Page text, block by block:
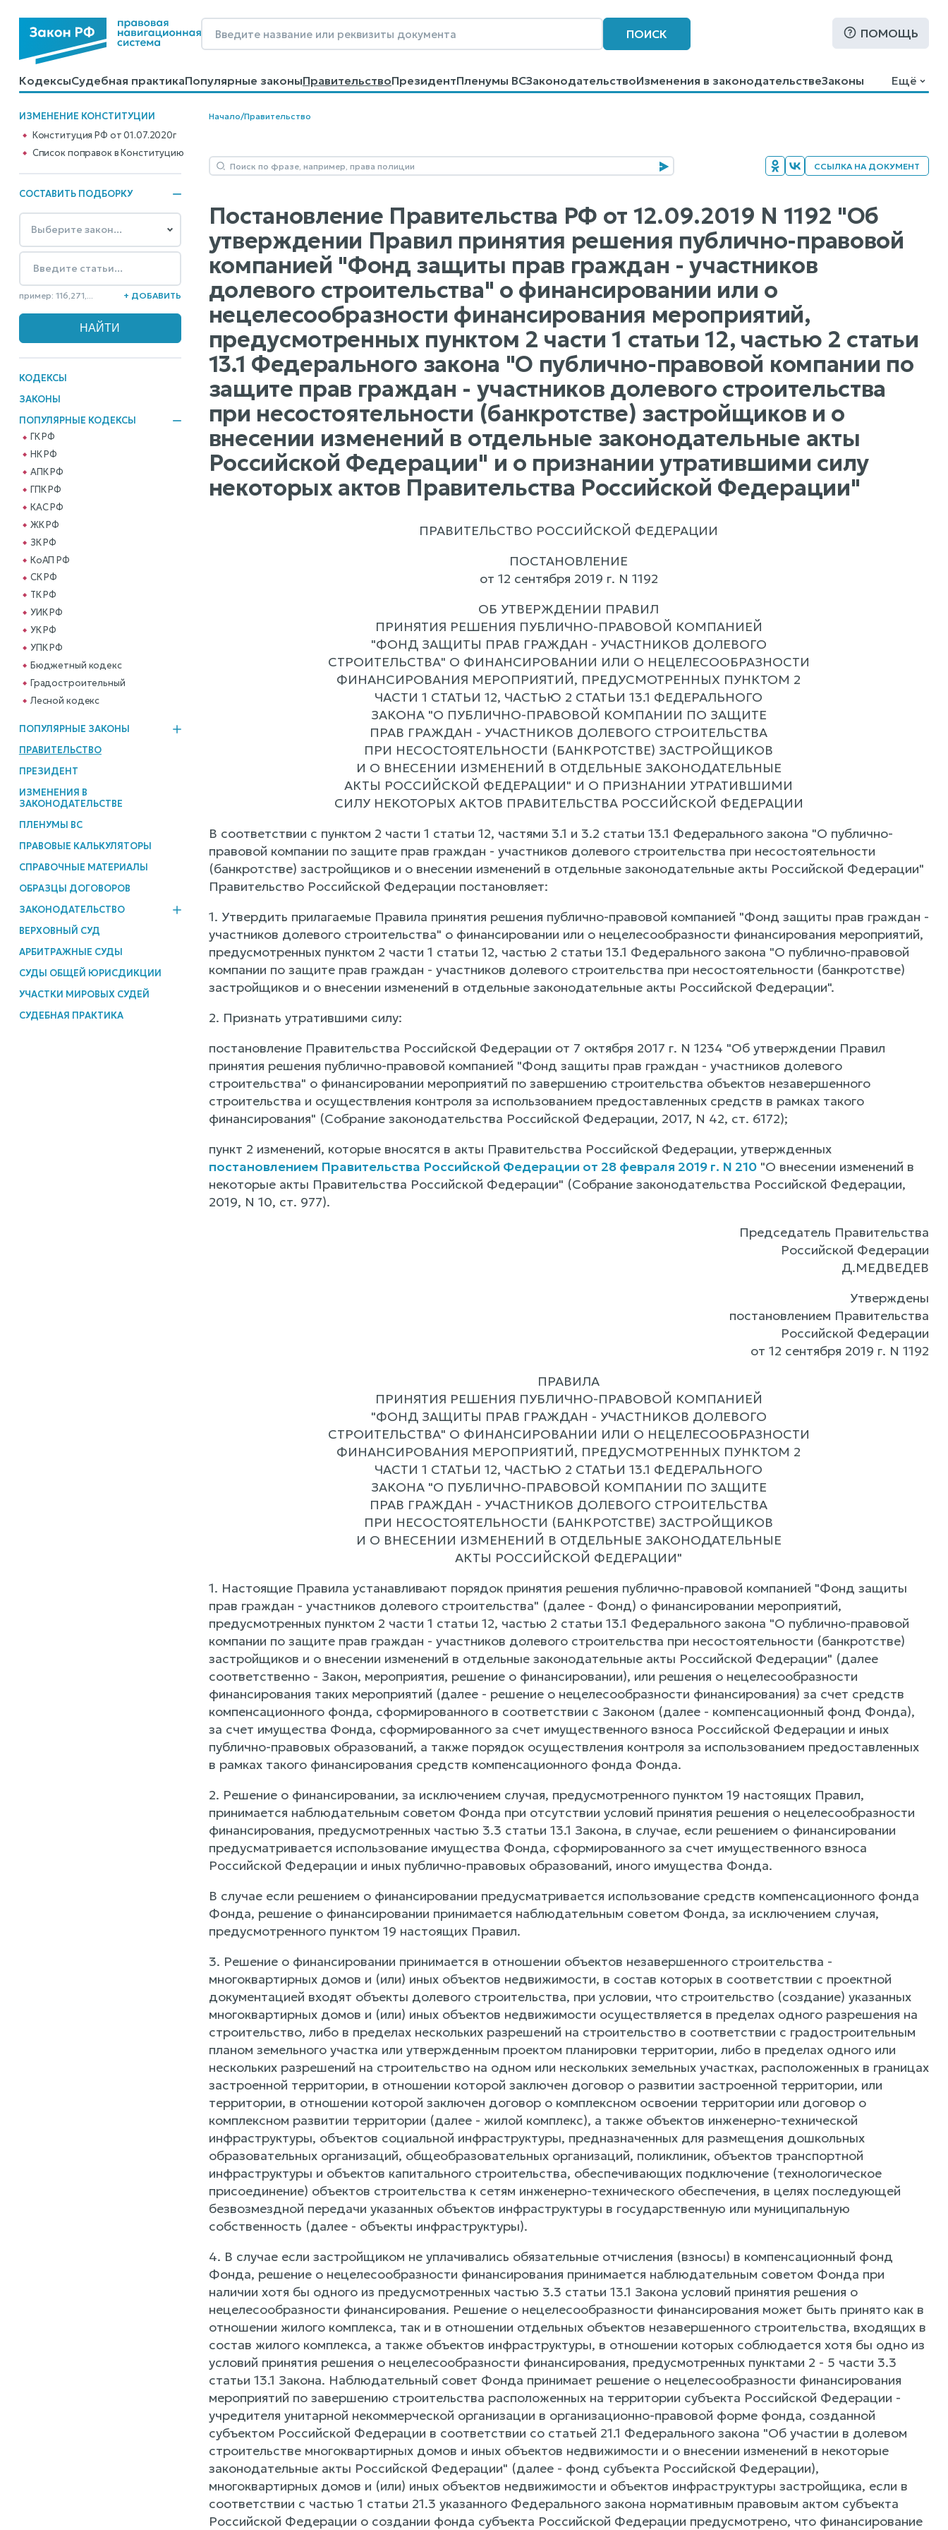
ПОИСК ПОМОЩЬ
КодексыСудебная практикаПопулярные законыПравительствоПрезидентПленумы ВСЗаконодательствоИзменения в законодательствеЗаконы
КалькуляторыСправочные материалыОбразцы договоровКонтактыПомощьПоиск
Ещё
ИЗМЕНЕНИЕ КОНСТИТУЦИИ
Конституция РФ от 01.07.2020г
Cписок поправок в Конституцию
СОСТАВИТЬ ПОДБОРКУ
пример: 116,271,... + ДОБАВИТЬ
КОДЕКСЫ
ЗАКОНЫ
ПОПУЛЯРНЫЕ КОДЕКСЫ
ГК РФ
НК РФ
АПК РФ
ГПК РФ
КАС РФ
ЖК РФ
ЗК РФ
КоАП РФ
СК РФ
ТК РФ
УИК РФ
УК РФ
УПК РФ
Бюджетный кодекс
Градостроительный
Лесной кодекс
ПОПУЛЯРНЫЕ ЗАКОНЫ
ПРАВИТЕЛЬСТВО
ПРЕЗИДЕНТ
ИЗМЕНЕНИЯ В
ЗАКОНОДАТЕЛЬСТВЕ
ПЛЕНУМЫ ВС
ПРАВОВЫЕ КАЛЬКУЛЯТОРЫ
СПРАВОЧНЫЕ МАТЕРИАЛЫ
ОБРАЗЦЫ ДОГОВОРОВ
ЗАКОНОДАТЕЛЬСТВО
ВЕРХОВНЫЙ СУД
АРБИТРАЖНЫЕ СУДЫ
СУДЫ ОБЩЕЙ ЮРИСДИКЦИИ
УЧАСТКИ МИРОВЫХ СУДЕЙ
СУДЕБНАЯ ПРАКТИКА
Начало/Правительство
ССЫЛКА НА ДОКУМЕНТ
Постановление Правительства РФ от 12.09.2019 N 1192 "Об
утверждении Правил принятия решения публично-правовой
компанией "Фонд защиты прав граждан - участников
долевого строительства" о финансировании или о
нецелесообразности финансирования мероприятий,
предусмотренных пунктом 2 части 1 статьи 12, частью 2 статьи
13.1 Федерального закона "О публично-правовой компании по
защите прав граждан - участников долевого строительства
при несостоятельности (банкротстве) застройщиков и о
внесении изменений в отдельные законодательные акты
Российской Федерации" и о признании утратившими силу
некоторых актов Правительства Российской Федерации"
ПРАВИТЕЛЬСТВО РОССИЙСКОЙ ФЕДЕРАЦИИ
ПОСТАНОВЛЕНИЕ
от 12 сентября 2019 г. N 1192
ОБ УТВЕРЖДЕНИИ ПРАВИЛ
ПРИНЯТИЯ РЕШЕНИЯ ПУБЛИЧНО-ПРАВОВОЙ КОМПАНИЕЙ
"ФОНД ЗАЩИТЫ ПРАВ ГРАЖДАН - УЧАСТНИКОВ ДОЛЕВОГО
СТРОИТЕЛЬСТВА" О ФИНАНСИРОВАНИИ ИЛИ О НЕЦЕЛЕСООБРАЗНОСТИ
ФИНАНСИРОВАНИЯ МЕРОПРИЯТИЙ, ПРЕДУСМОТРЕННЫХ ПУНКТОМ 2
ЧАСТИ 1 СТАТЬИ 12, ЧАСТЬЮ 2 СТАТЬИ 13.1 ФЕДЕРАЛЬНОГО
ЗАКОНА "О ПУБЛИЧНО-ПРАВОВОЙ КОМПАНИИ ПО ЗАЩИТЕ
ПРАВ ГРАЖДАН - УЧАСТНИКОВ ДОЛЕВОГО СТРОИТЕЛЬСТВА
ПРИ НЕСОСТОЯТЕЛЬНОСТИ (БАНКРОТСТВЕ) ЗАСТРОЙЩИКОВ
И О ВНЕСЕНИИ ИЗМЕНЕНИЙ В ОТДЕЛЬНЫЕ ЗАКОНОДАТЕЛЬНЫЕ
АКТЫ РОССИЙСКОЙ ФЕДЕРАЦИИ" И О ПРИЗНАНИИ УТРАТИВШИМИ
СИЛУ НЕКОТОРЫХ АКТОВ ПРАВИТЕЛЬСТВА РОССИЙСКОЙ ФЕДЕРАЦИИ
В соответствии с пунктом 2 части 1 статьи 12, частями 3.1 и 3.2 статьи 13.1 Федерального закона "О публично-
правовой компании по защите прав граждан - участников долевого строительства при несостоятельности
(банкротстве) застройщиков и о внесении изменений в отдельные законодательные акты Российской Федерации"
Правительство Российской Федерации постановляет:
1. Утвердить прилагаемые Правила принятия решения публично-правовой компанией "Фонд защиты прав граждан -
участников долевого строительства" о финансировании или о нецелесообразности финансирования мероприятий,
предусмотренных пунктом 2 части 1 статьи 12, частью 2 статьи 13.1 Федерального закона "О публично-правовой
компании по защите прав граждан - участников долевого строительства при несостоятельности (банкротстве)
застройщиков и о внесении изменений в отдельные законодательные акты Российской Федерации".
2. Признать утратившими силу:
постановление Правительства Российской Федерации от 7 октября 2017 г. N 1234 "Об утверждении Правил
принятия решения публично-правовой компанией "Фонд защиты прав граждан - участников долевого
строительства" о финансировании мероприятий по завершению строительства объектов незавершенного
строительства и осуществления контроля за использованием предоставленных средств в рамках такого
финансирования" (Собрание законодательства Российской Федерации, 2017, N 42, ст. 6172);
пункт 2 изменений, которые вносятся в акты Правительства Российской Федерации, утвержденных
постановлением Правительства Российской Федерации от 28 февраля 2019 г. N 210"О внесении изменений в
некоторые акты Правительства Российской Федерации" (Собрание законодательства Российской Федерации,
2019, N 10, ст. 977).
Председатель Правительства
Российской Федерации
Д.МЕДВЕДЕВ
Утверждены
постановлением Правительства
Российской Федерации
от 12 сентября 2019 г. N 1192
ПРАВИЛА
ПРИНЯТИЯ РЕШЕНИЯ ПУБЛИЧНО-ПРАВОВОЙ КОМПАНИЕЙ
"ФОНД ЗАЩИТЫ ПРАВ ГРАЖДАН - УЧАСТНИКОВ ДОЛЕВОГО
СТРОИТЕЛЬСТВА" О ФИНАНСИРОВАНИИ ИЛИ О НЕЦЕЛЕСООБРАЗНОСТИ
ФИНАНСИРОВАНИЯ МЕРОПРИЯТИЙ, ПРЕДУСМОТРЕННЫХ ПУНКТОМ 2
ЧАСТИ 1 СТАТЬИ 12, ЧАСТЬЮ 2 СТАТЬИ 13.1 ФЕДЕРАЛЬНОГО
ЗАКОНА "О ПУБЛИЧНО-ПРАВОВОЙ КОМПАНИИ ПО ЗАЩИТЕ
ПРАВ ГРАЖДАН - УЧАСТНИКОВ ДОЛЕВОГО СТРОИТЕЛЬСТВА
ПРИ НЕСОСТОЯТЕЛЬНОСТИ (БАНКРОТСТВЕ) ЗАСТРОЙЩИКОВ
И О ВНЕСЕНИИ ИЗМЕНЕНИЙ В ОТДЕЛЬНЫЕ ЗАКОНОДАТЕЛЬНЫЕ
АКТЫ РОССИЙСКОЙ ФЕДЕРАЦИИ"
1. Настоящие Правила устанавливают порядок принятия решения публично-правовой компанией "Фонд защиты
прав граждан - участников долевого строительства" (далее - Фонд) о финансировании мероприятий,
предусмотренных пунктом 2 части 1 статьи 12, частью 2 статьи 13.1 Федерального закона "О публично-правовой
компании по защите прав граждан - участников долевого строительства при несостоятельности (банкротстве)
застройщиков и о внесении изменений в отдельные законодательные акты Российской Федерации" (далее
соответственно - Закон, мероприятия, решение о финансировании), или решения о нецелесообразности
финансирования таких мероприятий (далее - решение о нецелесообразности финансирования) за счет средств
компенсационного фонда, сформированного в соответствии с Законом (далее - компенсационный фонд Фонда),
за счет имущества Фонда, сформированного за счет имущественного взноса Российской Федерации и иных
публично-правовых образований, а также порядок осуществления контроля за использованием предоставленных
в рамках такого финансирования средств компенсационного фонда Фонда.
2. Решение о финансировании, за исключением случая, предусмотренного пунктом 19 настоящих Правил,
принимается наблюдательным советом Фонда при отсутствии условий принятия решения о нецелесообразности
финансирования, предусмотренных частью 3.3 статьи 13.1 Закона, в случае, если решением о финансировании
предусматривается использование имущества Фонда, сформированного за счет имущественного взноса
Российской Федерации и иных публично-правовых образований, иного имущества Фонда.
В случае если решением о финансировании предусматривается использование средств компенсационного фонда
Фонда, решение о финансировании принимается наблюдательным советом Фонда, за исключением случая,
предусмотренного пунктом 19 настоящих Правил.
3. Решение о финансировании принимается в отношении объектов незавершенного строительства -
многоквартирных домов и (или) иных объектов недвижимости, в состав которых в соответствии с проектной
документацией входят объекты долевого строительства, при условии, что строительство (создание) указанных
многоквартирных домов и (или) иных объектов недвижимости осуществляется в пределах одного разрешения на
строительство, либо в пределах нескольких разрешений на строительство в соответствии с градостроительным
планом земельного участка или утвержденным проектом планировки территории, либо в пределах одного или
нескольких разрешений на строительство на одном или нескольких земельных участках, расположенных в границах
застроенной территории, в отношении которой заключен договор о развитии застроенной территории, или
территории, в отношении которой заключен договор о комплексном освоении территории или договор о
комплексном развитии территории (далее - жилой комплекс), а также объектов инженерно-технической
инфраструктуры, объектов социальной инфраструктуры, предназначенных для размещения дошкольных
образовательных организаций, общеобразовательных организаций, поликлиник, объектов транспортной
инфраструктуры и объектов капитального строительства, обеспечивающих подключение (технологическое
присоединение) объектов строительства к сетям инженерно-технического обеспечения, в целях последующей
безвозмездной передачи указанных объектов инфраструктуры в государственную или муниципальную
собственность (далее - объекты инфраструктуры).
4. В случае если застройщиком не уплачивались обязательные отчисления (взносы) в компенсационный фонд
Фонда, решение о нецелесообразности финансирования принимается наблюдательным советом Фонда при
наличии хотя бы одного из предусмотренных частью 3.3 статьи 13.1 Закона условий принятия решения о
нецелесообразности финансирования. Решение о нецелесообразности финансирования может быть принято как в
отношении жилого комплекса, так и в отношении отдельных объектов незавершенного строительства, входящих в
состав жилого комплекса, а также объектов инфраструктуры, в отношении которых соблюдается хотя бы одно из
условий принятия решения о нецелесообразности финансирования, предусмотренных пунктами 2 - 5 части 3.3
статьи 13.1 Закона. Наблюдательный совет Фонда принимает решение о нецелесообразности финансирования
мероприятий по завершению строительства расположенных на территории субъекта Российской Федерации -
учредителя унитарной некоммерческой организации в организационно-правовой форме фонда, созданной
субъектом Российской Федерации в соответствии со статьей 21.1 Федерального закона "Об участии в долевом
строительстве многоквартирных домов и иных объектов недвижимости и о внесении изменений в некоторые
законодательные акты Российской Федерации" (далее - фонд субъекта Российской Федерации),
многоквартирных домов и (или) иных объектов недвижимости и объектов инфраструктуры застройщика, если в
соответствии с частью 1 статьи 21.3 указанного Федерального закона нормативным правовым актом субъекта
Российской Федерации о создании фонда субъекта Российской Федерации предусмотрено, что финансирование